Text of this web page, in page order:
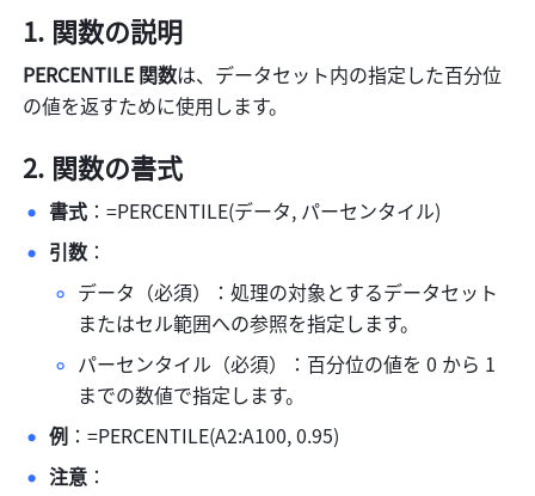
関数の説明
PERCENTILE 関数は、データセット内の指定した百分位
の値を返すために使用します。
関数の書式
書式 ：=PERCENTILE(データ, パーセンタイル)
引数 ：
データ（必須）：処理の対象とするデータセット
またはセル範囲への参照を指定します。
パーセンタイル（必須）：百分位の値を 0 から 1
までの数値で指定します。
例 ：=PERCENTILE(A2:A100, 0.95)
注意 ：